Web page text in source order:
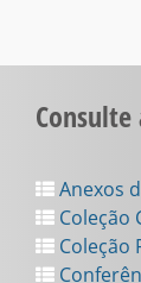
Anexos
Coleção
Coleção